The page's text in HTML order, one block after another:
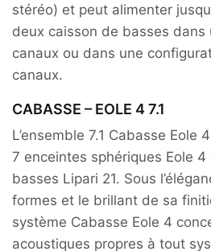
stéréo) et peut alimenter
deux caisson de basses dans
canaux ou dans une
canaux.
CABASSE – EOLE 4 7.1
L’ensemble 7.1 Cabasse Eole
7 enceintes sphériques Eole
basses Lipari 21. Sous
formes et le brillant de sa
système Cabasse Eole 4
acoustiques propres à tout